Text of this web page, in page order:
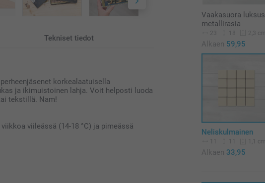
Tekniset tiedot
korkealaatuisella
ja ikimuistoinen lahja. Voit helposti luoda
tekstillä. Nam!
viileässä (14-18 °C) ja pimeässä
Vaakasuora luksus
metallirasia
23 18 2,3 cm
Alkaen 59,95
Neliskulmainen
1,1 cm
Alkaen 33,95